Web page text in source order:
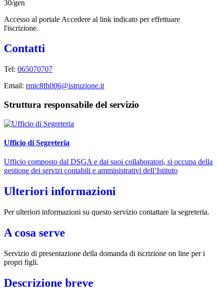
30/gen
Accesso al portale Accedere al link indicato per effettuare
l'iscrizione.
Contatti
Tel: 065070707
Email: rmic8fh006@istruzione.it
Struttura responsabile del servizio
Ufficio di Segreteria
Ufficio composto dal DSGA e dai suoi collaboratori, si occupa della
gestione dei servizi contabili e amministrativi dell’Istituto
Ulteriori informazioni
Per ulteriori informazioni su questo servizio contattare la segreteria.
A cosa serve
Servizio di presentazione della domanda di iscrizione on line per i
propri figli.
Descrizione breve